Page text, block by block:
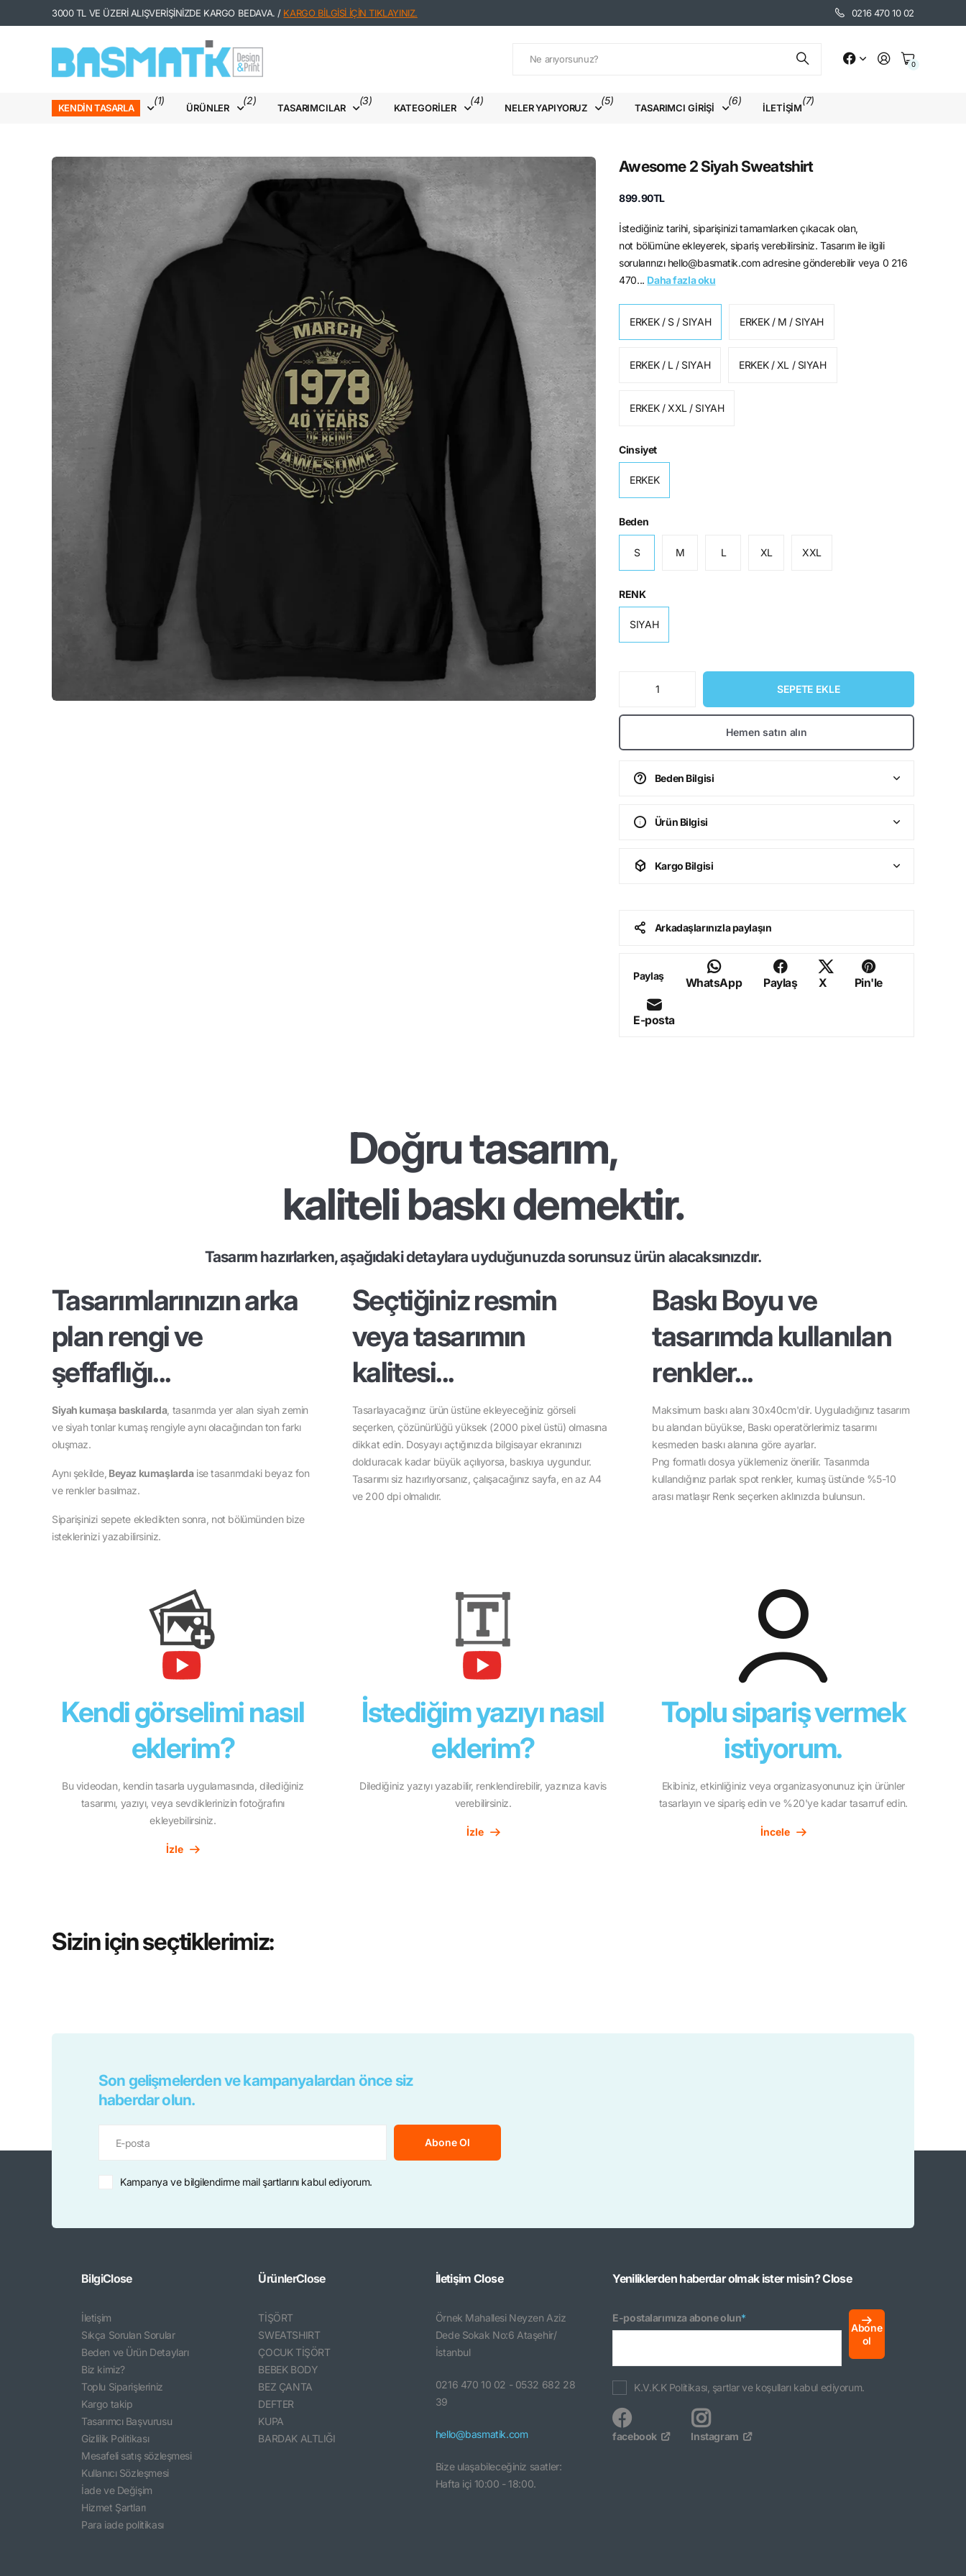
3000 TL VE ÜZERİ ALIŞVERİŞİNİZDE KARGO BEDAVA. / KARGO BİLGİSİ İÇİN TIKLAYINIZ. 0216 470 10 02
0
KENDIN TASARLA
(1)
ÜRÜNLER
(2)
TASARIMCILAR
(3)
KATEGORILER
(4)
NELER YAPIYORUZ
(5)
TASARIMCI GIRIŞI
(6)
İLETIŞIM
(7)
Awesome 2 Siyah Sweatshirt
899.90TL
İstediğiniz tarihi, siparişinizi tamamlarken çıkacak olan,
not bölümüne ekleyerek, sipariş verebilirsiniz. Tasarım ile ilgili
sorularınızı hello@basmatik.com adresine gönderebilir veya 0 216
470... Daha fazla oku
ERKEK / S / SIYAH ERKEK / M / SIYAH
ERKEK / L / SIYAH ERKEK / XL / SIYAH
ERKEK / XXL / SIYAH
Cinsiyet
ERKEK
Beden
S M L XL XXL
RENK
SIYAH
SEPETE EKLE
Hemen satın alın
Beden Bilgisi
Ürün Bilgisi
Kargo Bilgisi
Arkadaşlarınızla paylaşın
Paylaş WhatsApp Paylaş X Pin'le
E-posta
Doğru tasarım,
kaliteli baskı demektir.
Tasarım hazırlarken, aşağıdaki detaylara uyduğunuzda sorunsuz ürün alacaksınızdır.
Tasarımlarınızın arka
plan rengi ve
şeffaflığı...
Siyah kumaşa baskılarda, tasarımda yer alan siyah zemin
ve siyah tonlar kumaş rengiyle aynı olacağından ton farkı
oluşmaz.
Aynı şekilde, Beyaz kumaşlardaise tasarımdaki beyaz fon
ve renkler basılmaz.
Siparişinizi sepete ekledikten sonra, not bölümünden bize
isteklerinizi yazabilirsiniz.
Seçtiğiniz resmin
veya tasarımın
kalitesi...
Tasarlayacağınız ürün üstüne ekleyeceğiniz görseli
seçerken, çözünürlüğü yüksek (2000 pixel üstü) olmasına
dikkat edin. Dosyayı açtığınızda bilgisayar ekranınızı
dolduracak kadar büyük açılıyorsa, baskıya uygundur.
Tasarımı siz hazırlıyorsanız, çalışacağınız sayfa, en az A4
ve 200 dpi olmalıdır.
Baskı Boyu ve
tasarımda kullanılan
renkler...
Maksimum baskı alanı 30x40cm'dir. Uyguladığınız tasarım
bu alandan büyükse, Baskı operatörlerimiz tasarımı
kesmeden baskı alanına göre ayarlar.
Png formatlı dosya yüklemeniz önerilir. Tasarımda
kullandığınız parlak spot renkler, kumaş üstünde %5-10
arası matlaşır Renk seçerken aklınızda bulunsun.
Kendi görselimi nasıl
eklerim?
Bu videodan, kendin tasarla uygulamasında, dilediğiniz
tasarımı, yazıyı, veya sevdiklerinizin fotoğrafını
ekleyebilirsiniz.
İzle
İstediğim yazıyı nasıl
eklerim?
Dilediğiniz yazıyı yazabilir, renklendirebilir, yazınıza kavis
verebilirsiniz.
İzle
Toplu sipariş vermek
istiyorum.
Ekibiniz, etkinliğiniz veya organizasyonunuz için ürünler
tasarlayın ve sipariş edin ve %20'ye kadar tasarruf edin.
İncele
Sizin için seçtiklerimiz:
Son gelişmelerden ve kampanyalardan önce siz
haberdar olun.
Abone Ol
Kampanya ve bilgilendirme mail şartlarını kabul ediyorum.
BilgiClose
İletişim
Sıkça Sorulan Sorular
Beden ve Ürün Detayları
Biz kimiz?
Toplu Siparişleriniz
Kargo takip
Tasarımcı Başvurusu
Gizlilik Politikası
Mesafeli satış sözleşmesi
Kullanıcı Sözleşmesi
İade ve Değişim
Hizmet Şartları
Para iade politikası
ÜrünlerClose
TİŞÖRT
SWEATSHIRT
ÇOCUK TİŞÖRT
BEBEK BODY
BEZ ÇANTA
DEFTER
KUPA
BARDAK ALTLIĞI
İletişimClose
Örnek Mahallesi Neyzen Aziz
Dede Sokak No:6 Ataşehir/
İstanbul
0216 470 10 02 - 0532 682 28
39
hello@basmatik.com
Bize ulaşabileceğiniz saatler:
Hafta içi 10:00 - 18:00.
Yeniliklerden haberdar olmak ister misin?Close
E-postalarımıza abone olun*
Abone
ol
K.V.K.K Politikası, şartlar ve koşulları kabul ediyorum.
facebook Instagram